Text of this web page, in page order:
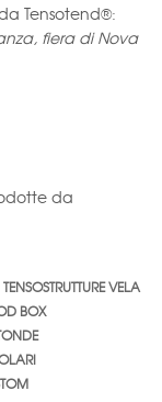
Tensotend®:
fiera di Nova
da
TENSOSTRUTTURE VELA
BOX